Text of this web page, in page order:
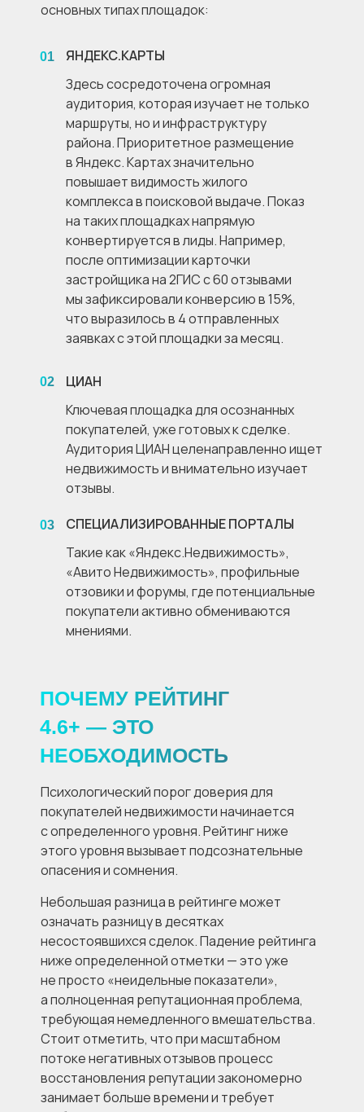
основных типах площадок:
ЯНДЕКС.КАРТЫ
Здесь сосредоточена огромная
аудитория, которая изучает не только
маршруты, но и инфраструктуру
района. Приоритетное размещение
в Яндекс. Картах значительно
повышает видимость жилого
комплекса в поисковой выдаче. Показ
на таких площадках напрямую
конвертируется в лиды. Например,
после оптимизации карточки
застройщика на 2ГИС с 60 отзывами
мы зафиксировали конверсию в 15%,
что выразилось в 4 отправленных
заявках с этой площадки за месяц.
01
ЦИАН
Ключевая площадка для осознанных
покупателей, уже готовых к сделке.
Аудитория ЦИАН целенаправленно ищет
недвижимость и внимательно изучает
отзывы.
02
СПЕЦИАЛИЗИРОВАННЫЕ ПОРТАЛЫ
Такие как «Яндекс.Недвижимость»,
«Авито Недвижимость», профильные
отзовики и форумы, где потенциальные
покупатели активно обмениваются
мнениями.
03
ПОЧЕМУ РЕЙТИНГ
4.6+ — ЭТО
НЕОБХОДИМОСТЬ
Психологический порог доверия для
покупателей недвижимости начинается
с определенного уровня. Рейтинг ниже
этого уровня вызывает подсознательные
опасения и сомнения.
Небольшая разница в рейтинге может
означать разницу в десятках
несостоявшихся сделок. Падение рейтинга
ниже определенной отметки — это уже
не просто «неидельные показатели»,
а полноценная репутационная проблема,
требующая немедленного вмешательства.
Стоит отметить, что при масштабном
потоке негативных отзывов процесс
восстановления репутации закономерно
занимает больше времени и требует